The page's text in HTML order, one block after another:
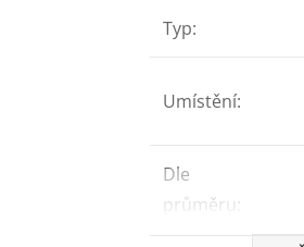
Typ:
Umístění:
Dle
průměru: